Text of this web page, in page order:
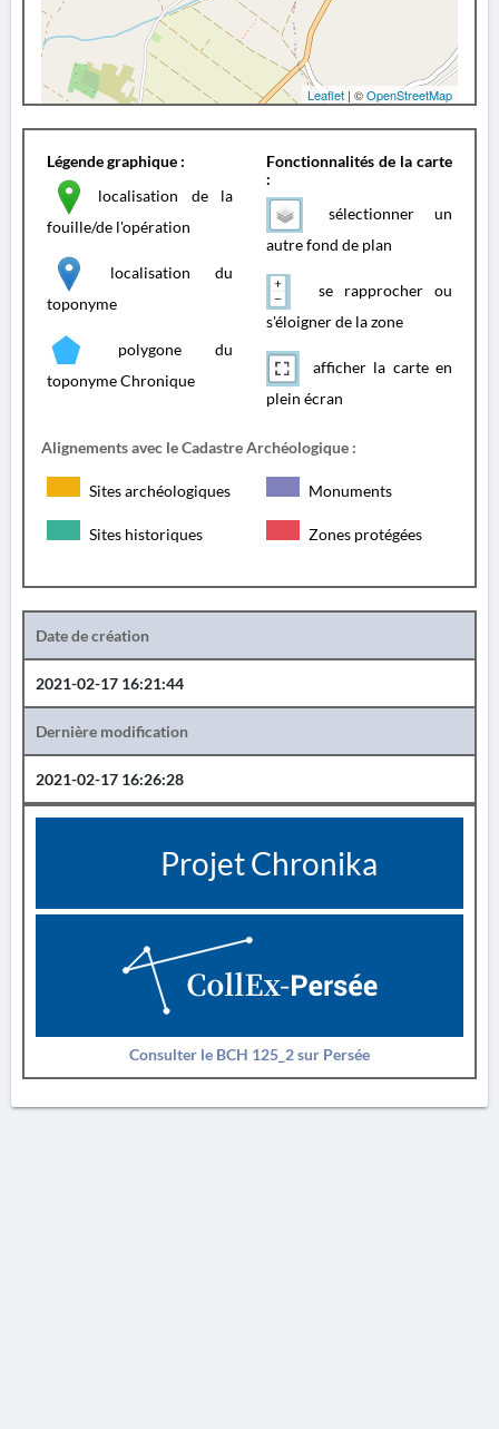
Leaflet | ©OpenStreetMap
Légende graphique :
localisation de la
fouille/de l'opération
localisation du
toponyme
polygone du
toponyme Chronique
Fonctionnalités de la carte
:
sélectionner un
autre fond de plan
se rapprocher ou
s'éloigner de la zone
afficher la carte en
plein écran
Alignements avec le Cadastre Archéologique :
Sites archéologiques Monuments
Sites historiques Zones protégées
Date de création
2021-02-17 16:21:44
Dernière modification
2021-02-17 16:26:28
Projet Chronika
Consulter le BCH 125_2 sur Persée